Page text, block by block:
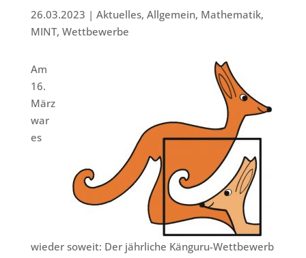
26.03.2023 | Aktuelles, Allgemein, Mathematik,
MINT, Wettbewerbe
Am
16.
März
war
es
wieder soweit: Der jährliche Känguru-Wettbewerb